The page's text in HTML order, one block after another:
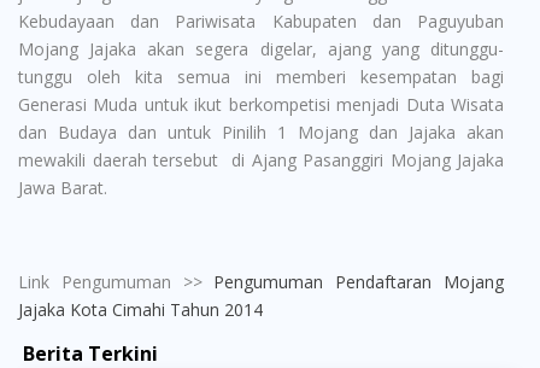
Kebudayaan dan Pariwisata Kabupaten dan Paguyuban
Mojang Jajaka akan segera digelar, ajang yang ditunggu-
tunggu oleh kita semua ini memberi kesempatan bagi
Generasi Muda untuk ikut berkompetisi menjadi Duta Wisata
dan Budaya dan untuk Pinilih 1 Mojang dan Jajaka akan
mewakili daerah tersebut di Ajang Pasanggiri Mojang Jajaka
Jawa Barat.
Link Pengumuman >> Pengumuman Pendaftaran Mojang
Jajaka Kota Cimahi Tahun 2014
Berita Terkini